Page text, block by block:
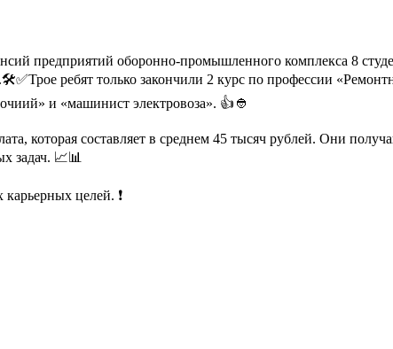
предприятий оборонно-промышленного комплекса 8
ребят только закончили 2 курс по профессии
и «машинист электровоза». 👍👲
которая составляет в среднем 45 тысяч рублей. Они
задач. 📈📊
целей. ❗